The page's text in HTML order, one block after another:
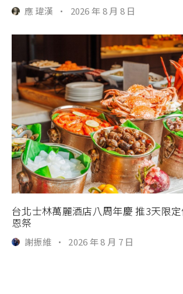
應 瑋漢 · 2026 年 8 月 8 日
台北士林萬麗酒店八周年慶 推3天限
恩祭
謝振維 · 2026 年 8 月 7 日